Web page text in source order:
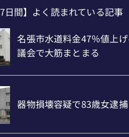
7日間】よく読まれている記事